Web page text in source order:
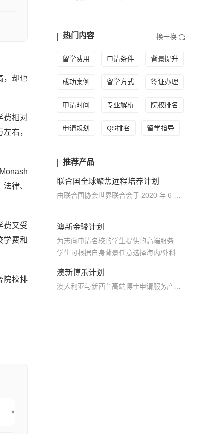
，却也
费相对
右，
律、
费又受
学费和
院校排
▾
热门内容 换一换
留学费用 申请条件 背景提升
成功案例 留学方式 签证办理
申请时间 专业解析 院校排名
申请规划 QS排名 留学指导
推荐产品
联合国全球聚焦远程培养计划
澳新金骏计划
澳新博乐计划